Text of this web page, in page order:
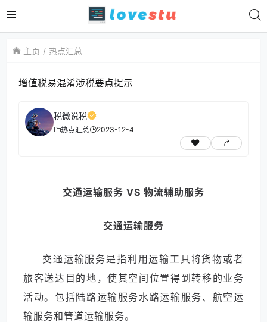
主页 热点汇总
增值税易混淆涉税要点提示
税微说税
热点汇总 2023-12-4
交通运输服务 VS 物流辅助服务
交通运输服务
交通运输服务是指利用运输工具将货物或者
旅客送达目的地，使其空间位置得到转移的业务
活动。包括陆路运输服务水路运输服务、航空运
输服务和管道运输服务。